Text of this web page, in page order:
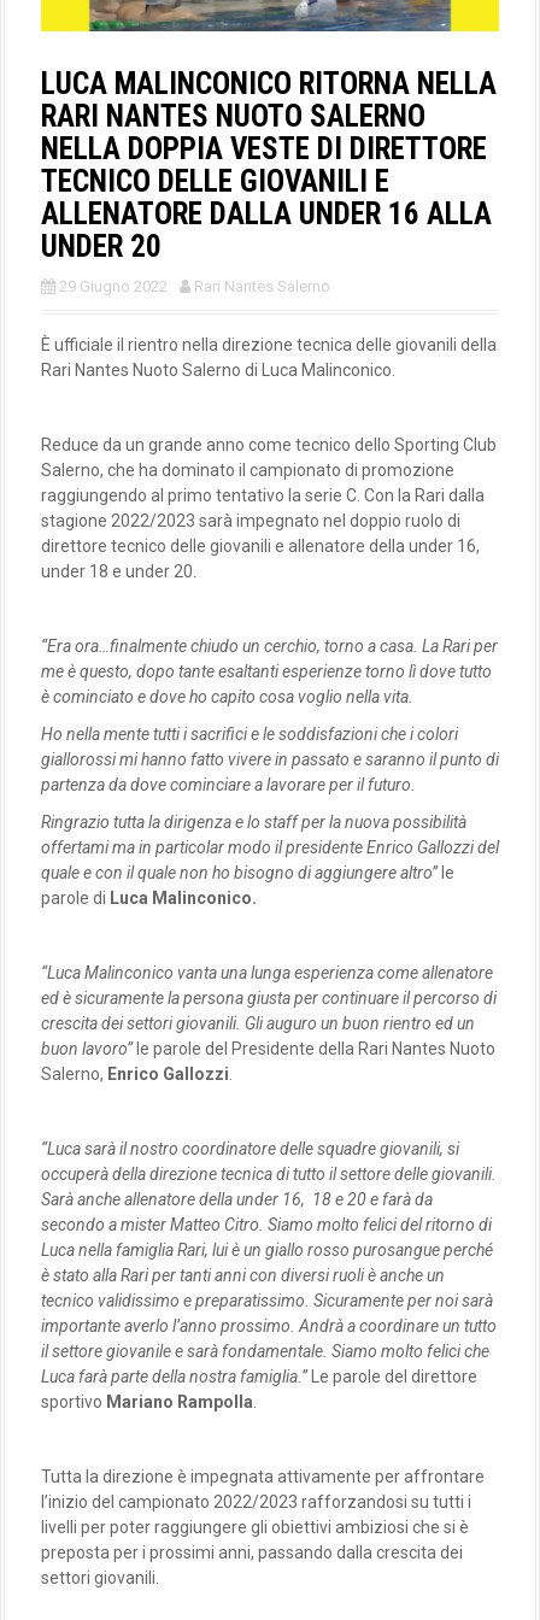
LUCA MALINCONICO RITORNA NELLA
RARI NANTES NUOTO SALERNO
NELLA DOPPIA VESTE DI DIRETTORE
TECNICO DELLE GIOVANILI E
ALLENATORE DALLA UNDER 16 ALLA
UNDER 20
29 Giugno 2022 Rari Nantes Salerno
È ufficiale il rientro nella direzione tecnica delle giovanili della
Rari Nantes Nuoto Salerno di Luca Malinconico.
Reduce da un grande anno come tecnico dello Sporting Club
Salerno, che ha dominato il campionato di promozione
raggiungendo al primo tentativo la serie C. Con la Rari dalla
stagione 2022/2023 sarà impegnato nel doppio ruolo di
direttore tecnico delle giovanili e allenatore della under 16,
under 18 e under 20.
“Era ora…finalmente chiudo un cerchio, torno a casa. La Rari per
me è questo, dopo tante esaltanti esperienze torno lì dove tutto
è cominciato e dove ho capito cosa voglio nella vita.
Ho nella mente tutti i sacrifici e le soddisfazioni che i colori
giallorossi mi hanno fatto vivere in passato e saranno il punto di
partenza da dove cominciare a lavorare per il futuro.
Ringrazio tutta la dirigenza e lo staff per la nuova possibilità
offertami ma in particolar modo il presidente Enrico Gallozzi del
quale e con il quale non ho bisogno di aggiungere altro” le
parole di Luca Malinconico.
“Luca Malinconico vanta una lunga esperienza come allenatore
ed è sicuramente la persona giusta per continuare il percorso di
crescita dei settori giovanili. Gli auguro un buon rientro ed un
buon lavoro” le parole del Presidente della Rari Nantes Nuoto
Salerno, Enrico Gallozzi
“Luca sarà il nostro coordinatore delle squadre giovanili, si
occuperà della direzione tecnica di tutto il settore delle giovanili.
Sarà anche allenatore della under 16, 18 e 20 e farà da
secondo a mister Matteo Citro. Siamo molto felici del ritorno di
Luca nella famiglia Rari, lui è un giallo rosso purosangue perché
è stato alla Rari per tanti anni con diversi ruoli è anche un
tecnico validissimo e preparatissimo. Sicuramente per noi sarà
importante averlo l’anno prossimo. Andrà a coordinare un tutto
il settore giovanile e sarà fondamentale. Siamo molto felici che
Luca farà parte della nostra famiglia.” Le parole del direttore
sportivo Mariano Rampolla
Tutta la direzione è impegnata attivamente per affrontare
l’inizio del campionato 2022/2023 rafforzandosi su tutti i
livelli per poter raggiungere gli obiettivi ambiziosi che si è
preposta per i prossimi anni, passando dalla crescita dei
settori giovanili.